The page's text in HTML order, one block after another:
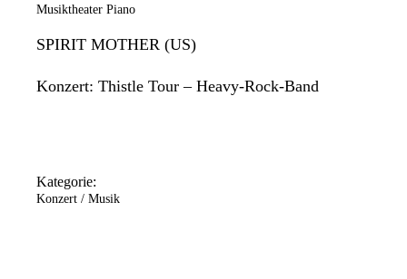
Musiktheater Piano
SPIRIT MOTHER (US)
Konzert: Thistle Tour – Heavy-Rock-Band
Kategorie:
Konzert / Musik